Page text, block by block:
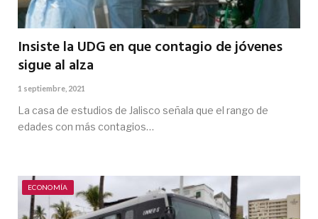
Insiste la UDG en que contagio de jóvenes
sigue al alza
1 septiembre, 2021
La casa de estudios de Jalisco señala que el rango de
edades con más contagios…
ECONOMÍA